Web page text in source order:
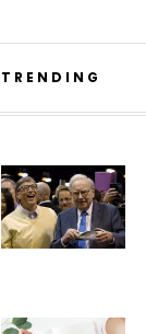
TRENDING